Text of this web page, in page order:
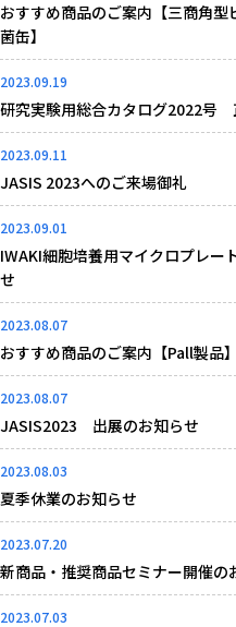
おすすめ商品のご案内【三商角
菌缶】
2023.09.19
研究実験用総合カタログ2022号
2023.09.11
JASIS 2023へのご来場御礼
2023.09.01
IWAKI細胞培養用マイクロプレー
せ
2023.08.07
おすすめ商品のご案内【Pall製品】
2023.08.07
JASIS2023 出展のお知らせ
2023.08.03
夏季休業のお知らせ
2023.07.20
新商品・推奨商品セミナー開催の
2023.07.03